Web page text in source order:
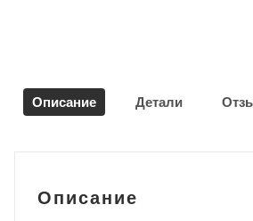
Fiat
Albea
г.в.)
Описание Детали
Описание